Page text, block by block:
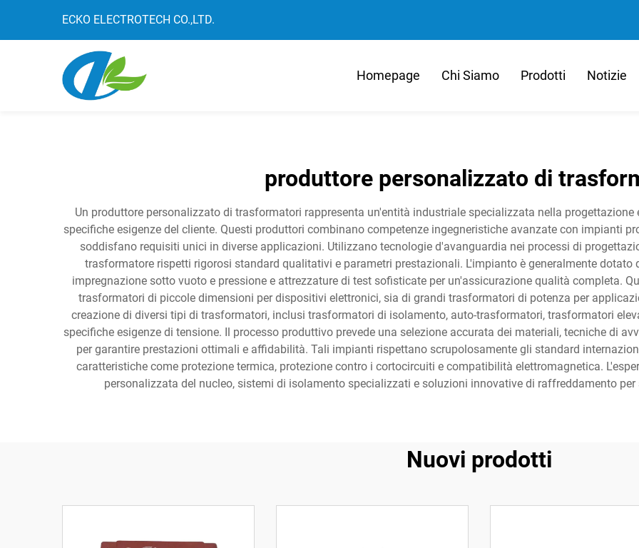
ECKO ELECTROTECH CO.,LTD.
Homepage Chi Siamo Prodotti Notizie
produttore personalizzato di
Un produttore personalizzato di trasformatori rappresenta un'entità industriale specializzata nella
specifiche esigenze del cliente. Questi produttori combinano competenze ingegneristiche avanzate con impianti
soddisfano requisiti unici in diverse applicazioni. Utilizzano tecnologie d'avanguardia nei processi di
trasformatore rispetti rigorosi standard qualitativi e parametri prestazionali. L'impianto è generalmente
impregnazione sotto vuoto e pressione e attrezzature di test sofisticate per un'assicurazione qualità completa.
trasformatori di piccole dimensioni per dispositivi elettronici, sia di grandi trasformatori di potenza per
creazione di diversi tipi di trasformatori, inclusi trasformatori di isolamento, auto-trasformatori, trasformatori
specifiche esigenze di tensione. Il processo produttivo prevede una selezione accurata dei materiali, tecniche di
per garantire prestazioni ottimali e affidabilità. Tali impianti rispettano scrupolosamente gli standard
caratteristiche come protezione termica, protezione contro i cortocircuiti e compatibilità elettromagnetica.
personalizzata del nucleo, sistemi di isolamento specializzati e soluzioni innovative di raffreddamento
Nuovi prodotti